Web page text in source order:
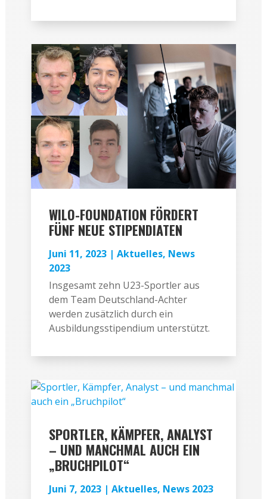
WILO-FOUNDATION FÖRDERT
FÜNF NEUE STIPENDIATEN
Juni 11, 2023| Aktuelles, News
2023
Insgesamt zehn U23-Sportler aus
dem Team Deutschland-Achter
werden zusätzlich durch ein
Ausbildungsstipendium unterstützt.
SPORTLER, KÄMPFER, ANALYST
– UND MANCHMAL AUCH EIN
„BRUCHPILOT“
Juni 7, 2023| Aktuelles, News 2023